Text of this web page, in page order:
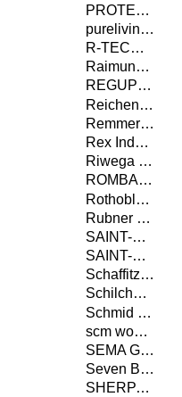
PROTEKTORWERK Florenz Maisch GmbH & Co.KG
purelivin GmbH
R-TECH Stahlbauges.m.b.H.
Raimund Beck KG, Wire-Staples-Company
REGUPOL BSW GmbH
Reichenbacher Hamuel GmbH
Remmers GmbH
Rex Industrie-Produkte Graf von Rex GmbH
Riwega GmbH
ROMBACH BAUHOLZ + ABBUND GMBH
Rothoblaas
Rubner Holding
SAINT-GOBAIN ISOVER G+H AG
SAINT-GOBAIN RIGIPS GMBH
Schaffitzel Holzindustrie GmbH + Co. KG
Schilcher Trading & Engineering GmbH
Schmid Schrauben Hainfeld GmbH
scm woodworking technology
SEMA GmbH
Seven Bel GmbH
SHERPA Connection Systems GmbH